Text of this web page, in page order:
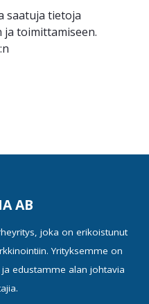
saatuja tietoja
ja toimittamiseen.
AB
joka on erikoistunut
Yrityksemme on
edustamme alan johtavia